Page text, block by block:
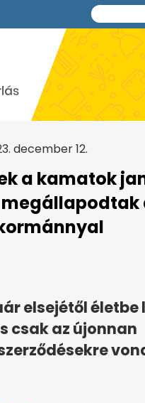
december 12.
a kamatok
elsejétől életbe
csak az újonnan